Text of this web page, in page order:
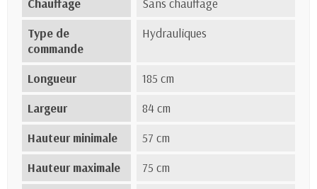
Chauffage
Sans chauffage
Type de
commande
Hydrauliques
Longueur
185 cm
Largeur
84 cm
Hauteur minimale
57 cm
Hauteur maximale
75 cm